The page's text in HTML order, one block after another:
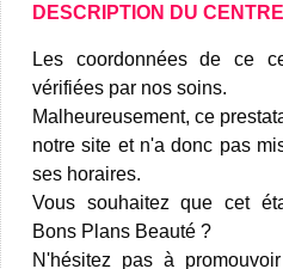
DESCRIPTION DU
Les coordonnées de ce
vérifiées par nos soins.
Malheureusement, ce
notre site et n'a donc pas
ses horaires.
Vous souhaitez que cet
Bons Plans Beauté ?
N'hésitez pas à